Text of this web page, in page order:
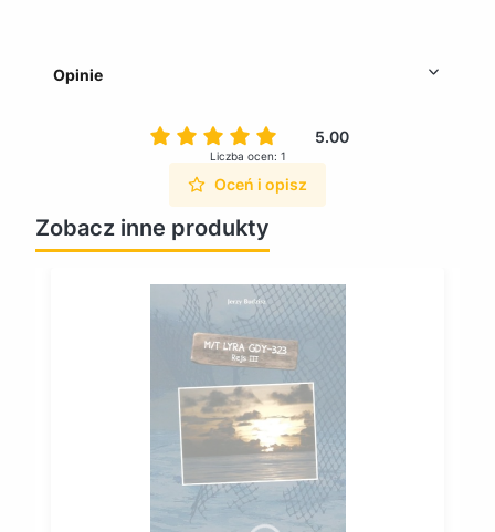
Opinie
5.00
Liczba ocen: 1
Oceń i opisz
Zobacz inne produkty